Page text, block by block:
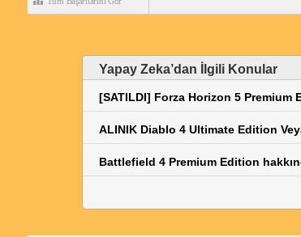
Yapay Zeka’dan İlgili Konular
[SATILDI] Forza Horizon 5 Premium
ALINIK Diablo 4 Ultimate Edition
Battlefield 4 Premium Edition